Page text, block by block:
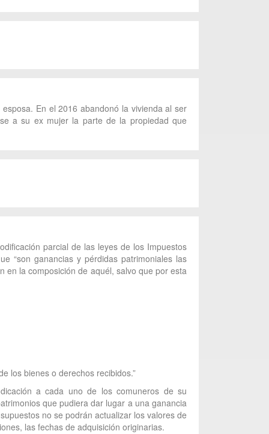
En el 2016 abandonó la vivienda al ser
a su ex mujer la parte de la propiedad que
parcial de las leyes de los Impuestos
“son ganancias y pérdidas patrimoniales las
en la composición de aquél, salvo que por esta
los bienes o derechos recibidos.”
a cada uno de los comuneros de su
que pudiera dar lugar a una ganancia
no se podrán actualizar los valores de
las fechas de adquisición originarias.